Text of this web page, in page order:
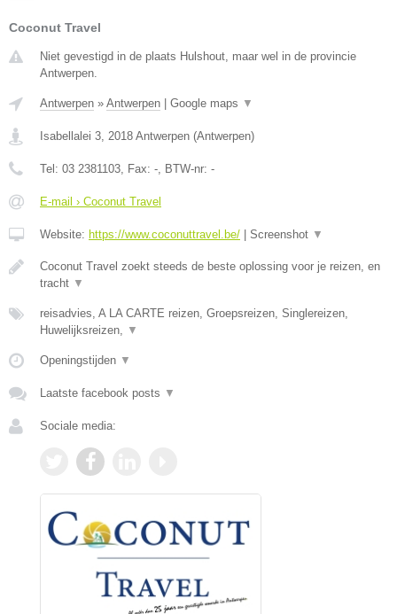
Coconut Travel
Niet gevestigd in de plaats Hulshout, maar wel in de provincie
Antwerpen.
Antwerpen » Antwerpen Google maps ▼
Isabellalei 3, 2018 Antwerpen (Antwerpen)
Tel: 03 2381103, Fax: -, BTW-nr: -
E-mail › Coconut Travel
Website: https://www.coconuttravel.be/ Screenshot ▼
Coconut Travel zoekt steeds de beste oplossing voor je reizen, en
tracht ▼
reisadvies, A LA CARTE reizen, Groepsreizen, Singlereizen,
Huwelijksreizen, ▼
Openingstijden ▼
Laatste facebook posts ▼
Sociale media: